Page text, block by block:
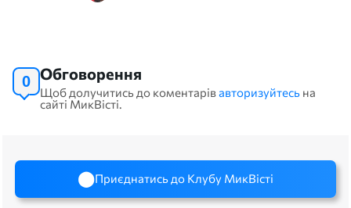
0 Обговорення
Щоб долучитись до коментарівавторизуйтесь на
сайті МикВісті.
Приєднатись до Клубу МикВісті